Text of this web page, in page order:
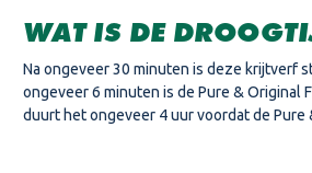
WAT IS DE
Na ongeveer 30 minuten is deze krijtverf
ongeveer 6 minuten is de Pure & Original
duurt het ongeveer 4 uur voordat de Pure